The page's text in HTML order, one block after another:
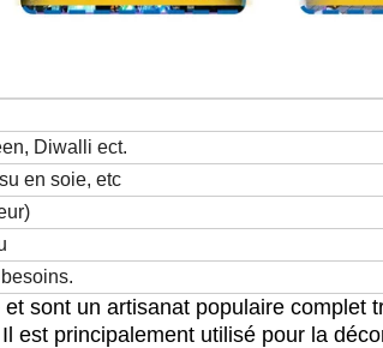
Diwalli ect.
en soie, etc
sont un artisanat populaire complet
est principalement utilisé pour la